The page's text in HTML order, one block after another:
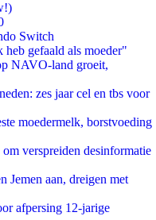
Switch
gefaald als moeder"
NAVO-land groeit,
zes jaar cel en tbs voor
moedermelk, borstvoeding
verspreiden desinformatie
Jemen aan, dreigen met
afpersing 12-jarige